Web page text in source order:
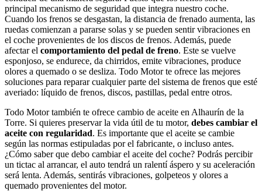
principal mecanismo de seguridad que integra nuestro coche.
Cuando los frenos se desgastan, la distancia de frenado aumenta, las
ruedas comienzan a pararse solas y se pueden sentir vibraciones en
el coche provenientes de los discos de frenos. Además, puede
afectar el comportamiento del pedal de freno. Este se vuelve
esponjoso, se endurece, da chirridos, emite vibraciones, produce
olores a quemado o se desliza. Todo Motor te ofrece las mejores
soluciones para reparar cualquier parte del sistema de frenos que esté
averiado: líquido de frenos, discos, pastillas, pedal entre otros.
Todo Motor también te ofrece cambio de aceite en Alhaurín de la
Torre. Si quieres preservar la vida útil de tu motor, debes cambiar el
aceite con regularidad. Es importante que el aceite se cambie
según las normas estipuladas por el fabricante, o incluso antes.
¿Cómo saber que debo cambiar el aceite del coche? Podrás percibir
un tictac al arrancar, el auto tendrá un ralentí áspero y su aceleración
será lenta. Además, sentirás vibraciones, golpeteos y olores a
quemado provenientes del motor.